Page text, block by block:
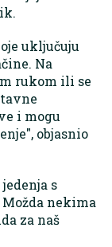
uključuju
Na
rukom ili se
i mogu
objasnio
s
nekima
za naš